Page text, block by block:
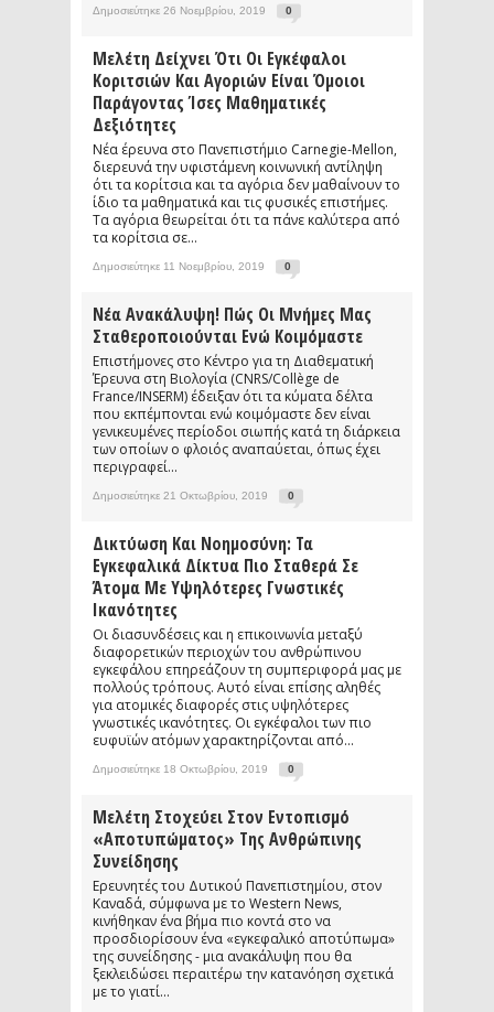
Δημοσιεύτηκε 26 Νοεμβρίου, 2019 0
Μελέτη Δείχνει Ότι Οι Εγκέφαλοι
Κοριτσιών Και Αγοριών Είναι Όμοιοι
Παράγοντας Ίσες Μαθηματικές
Δεξιότητες
Νέα έρευνα στο Πανεπιστήμιο Carnegie-Mellon,
διερευνά την υφιστάμενη κοινωνική αντίληψη
ότι τα κορίτσια και τα αγόρια δεν μαθαίνουν το
ίδιο τα μαθηματικά και τις φυσικές επιστήμες.
Τα αγόρια θεωρείται ότι τα πάνε καλύτερα από
τα κορίτσια σε...
Δημοσιεύτηκε 11 Νοεμβρίου, 2019 0
Νέα Ανακάλυψη! Πώς Οι Μνήμες Μας
Σταθεροποιούνται Ενώ Κοιμόμαστε
Επιστήμονες στο Κέντρο για τη Διαθεματική
Έρευνα στη Βιολογία (CNRS/Collège de
France/INSERM) έδειξαν ότι τα κύματα δέλτα
που εκπέμπονται ενώ κοιμόμαστε δεν είναι
γενικευμένες περίοδοι σιωπής κατά τη διάρκεια
των οποίων ο φλοιός αναπαύεται, όπως έχει
περιγραφεί...
Δημοσιεύτηκε 21 Οκτωβρίου, 2019 0
Δικτύωση Και Νοημοσύνη: Τα
Εγκεφαλικά Δίκτυα Πιο Σταθερά Σε
Άτομα Με Υψηλότερες Γνωστικές
Ικανότητες
Οι διασυνδέσεις και η επικοινωνία μεταξύ
διαφορετικών περιοχών του ανθρώπινου
εγκεφάλου επηρεάζουν τη συμπεριφορά μας με
πολλούς τρόπους. Αυτό είναι επίσης αληθές
για ατομικές διαφορές στις υψηλότερες
γνωστικές ικανότητες. Οι εγκέφαλοι των πιο
ευφυϊών ατόμων χαρακτηρίζονται από...
Δημοσιεύτηκε 18 Οκτωβρίου, 2019 0
Μελέτη Στοχεύει Στον Εντοπισμό
«αποτυπώματος» Της Ανθρώπινης
Συνείδησης
Ερευνητές του Δυτικού Πανεπιστημίου, στον
Καναδά, σύμφωνα με το Western News,
κινήθηκαν ένα βήμα πιο κοντά στο να
προσδιορίσουν ένα «εγκεφαλικό αποτύπωμα»
της συνείδησης - μια ανακάλυψη που θα
ξεκλειδώσει περαιτέρω την κατανόηση σχετικά
με το γιατί...